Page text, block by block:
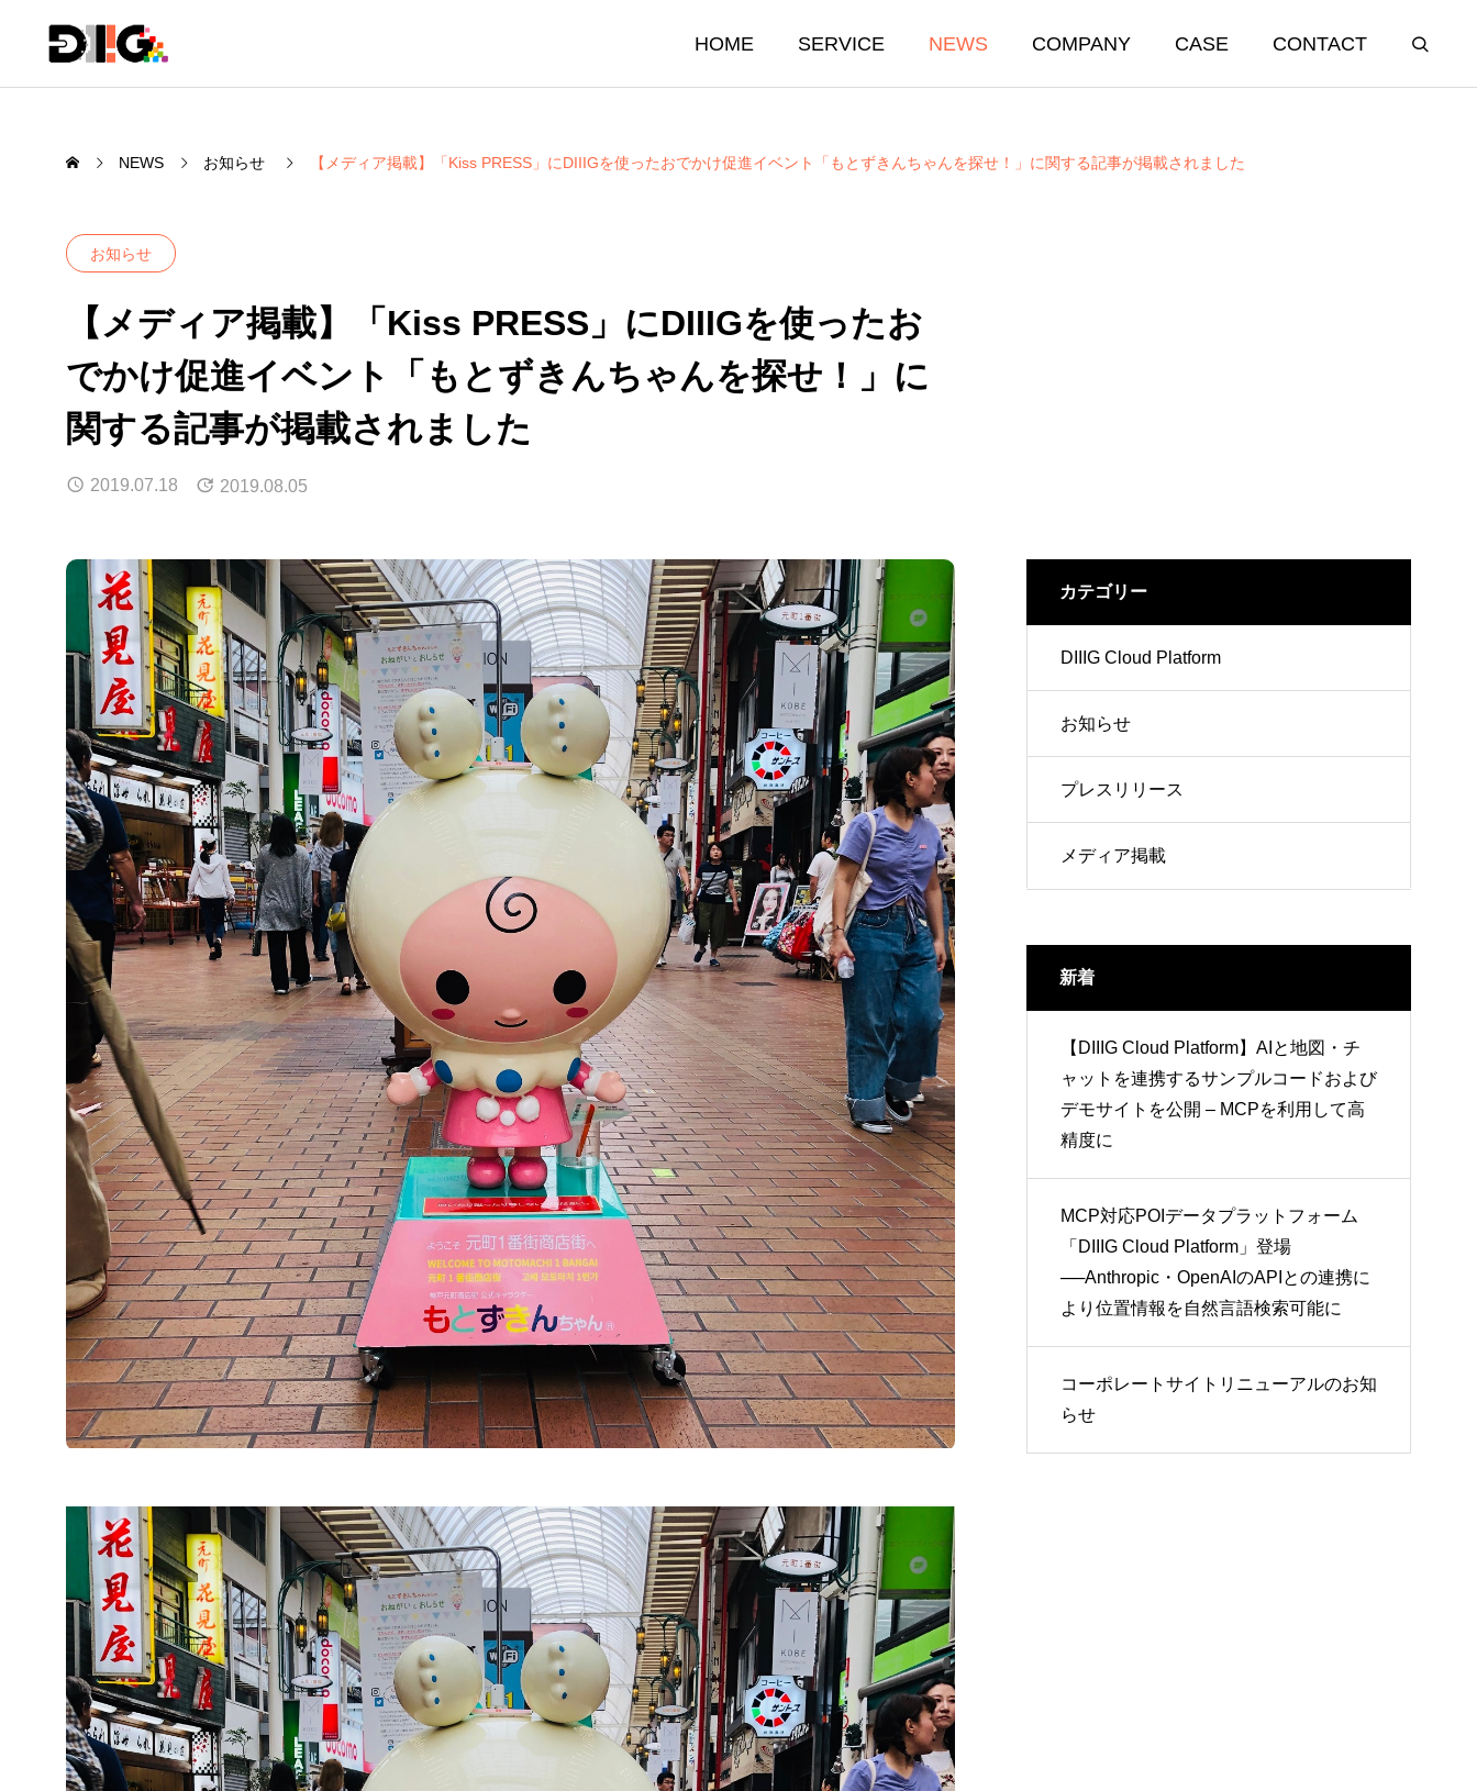
HOME SERVICE NEWS COMPANY CASE CONTACT
NEWS お知らせ 【メディア掲載】「Kiss PRESS」にDIIIGを使ったおでかけ促進イベント「もとずきんちゃんを探せ！」に関する記事が掲載されました
お知らせ
【メディア掲載】「Kiss PRESS」にDIIIGを使ったお
でかけ促進イベント「もとずきんちゃんを探せ！」に
関する記事が掲載されました
2019.07.18 2019.08.05
カテゴリー
DIIIG Cloud Platform
お知らせ
プレスリリース
メディア掲載
新着
【DIIIG Cloud Platform】AIと地図・チ
ャットを連携するサンプルコードおよび
デモサイトを公開 – MCPを利用して高
精度に
MCP対応POIデータプラットフォーム
「DIIIG Cloud Platform」登場
──Anthropic・OpenAIのAPIとの連携に
より位置情報を自然言語検索可能に
コーポレートサイトリニューアルのお知
らせ